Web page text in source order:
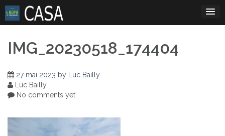
Skip
content
IMG_20230518_174404
27 mai 2023 by Luc Bailly
Luc Bailly
No comments yet